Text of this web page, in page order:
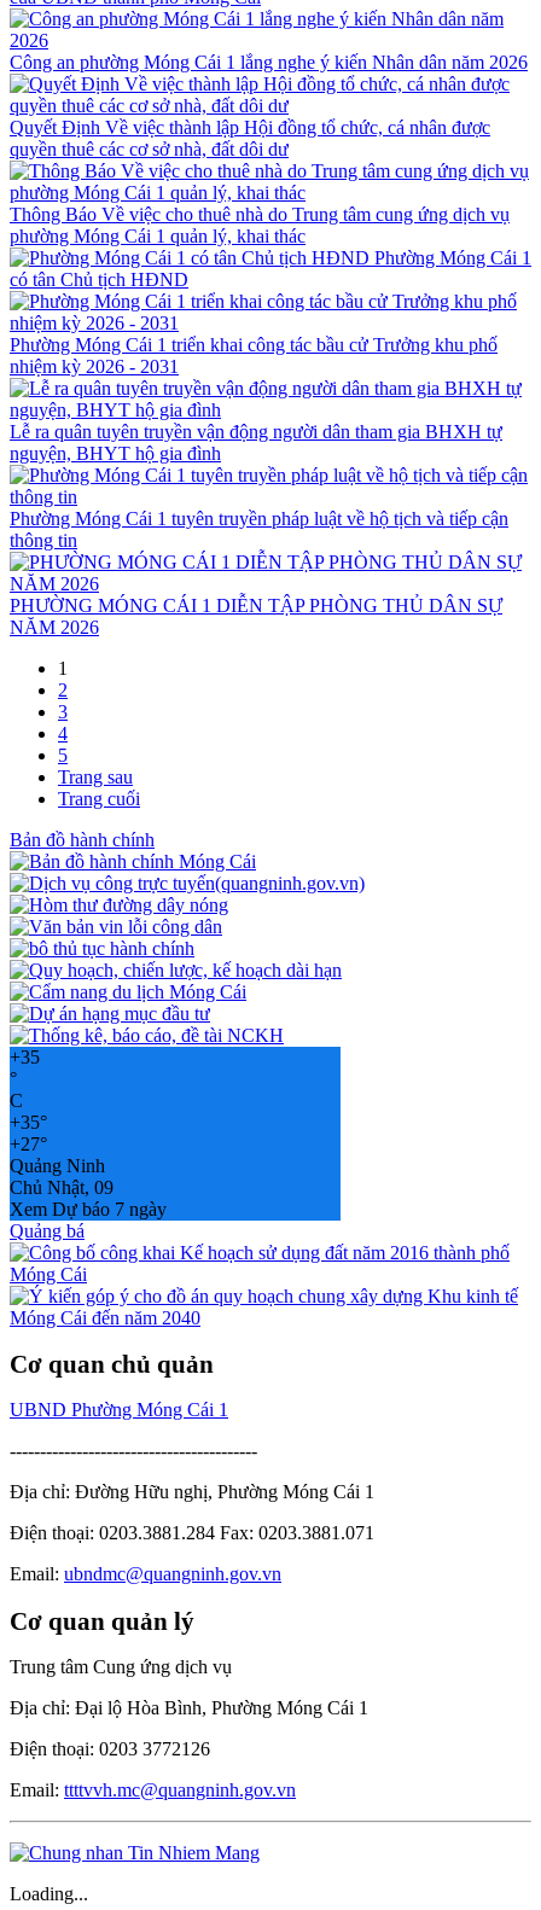
Công an phường Móng Cái 1 lắng nghe ý kiến Nhân dân năm 2026
Quyết Định Về việc thành lập Hội đồng tổ chức, cá nhân được
quyền thuê các cơ sở nhà, đất dôi dư
Thông Báo Về việc cho thuê nhà do Trung tâm cung ứng dịch vụ
phường Móng Cái 1 quản lý, khai thác
Phường Móng Cái 1
có tân Chủ tịch HĐND
Phường Móng Cái 1 triển khai công tác bầu cử Trưởng khu phố
nhiệm kỳ 2026 - 2031
Lễ ra quân tuyên truyền vận động người dân tham gia BHXH tự
nguyện, BHYT hộ gia đình
Phường Móng Cái 1 tuyên truyền pháp luật về hộ tịch và tiếp cận
thông tin
PHƯỜNG MÓNG CÁI 1 DIỄN TẬP PHÒNG THỦ DÂN SỰ
NĂM 2026
1
2
3
4
5
Trang sau
Trang cuối
Bản đồ hành chính
+35
°
C
+35°
+27°
Quảng Ninh
Chủ Nhật, 09
Xem Dự báo 7 ngày
Quảng bá
Cơ quan chủ quản
UBND Phường Móng Cái 1
-----------------------------------------
Địa chỉ: Đường Hữu nghị, Phường Móng Cái 1
Điện thoại: 0203.3881.284 Fax: 0203.3881.071
Email: ubndmc@quangninh.gov.vn
Cơ quan quản lý
Trung tâm Cung ứng dịch vụ
Địa chỉ: Đại lộ Hòa Bình, Phường Móng Cái 1
Điện thoại: 0203 3772126
Email: ttttvvh.mc@quangninh.gov.vn
Loading...